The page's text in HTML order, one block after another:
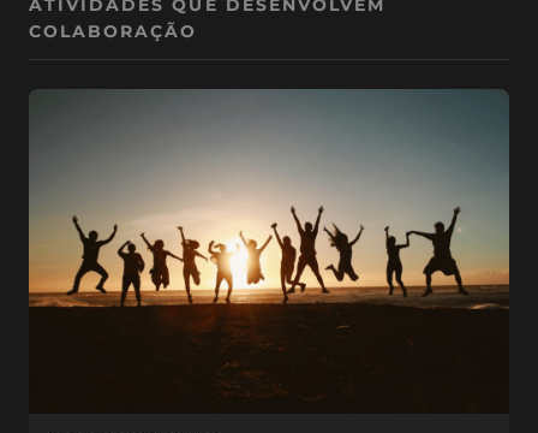
ATIVIDADES QUE DESENVOLVEM
COLABORAÇÃO